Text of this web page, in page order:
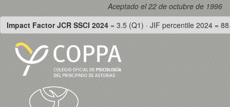
Aceptado el 22 de octubre de 1996
Impact Factor JCR SSCI 2024 = 3.5 (Q1) · JIF percentile 2024 =